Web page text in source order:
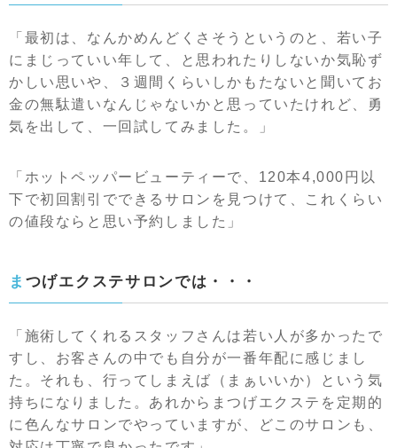
「最初は、なんかめんどくさそうというのと、若い子
にまじっていい年して、と思われたりしないか気恥ず
かしい思いや、３週間くらいしかもたないと聞いてお
金の無駄遣いなんじゃないかと思っていたけれど、勇
気を出して、一回試してみました。」
「ホットペッパービューティーで、120本4,000円以
下で初回割引でできるサロンを見つけて、これくらい
の値段ならと思い予約しました」
まつげエクステサロンでは・・・
「施術してくれるスタッフさんは若い人が多かったで
すし、お客さんの中でも自分が一番年配に感じまし
た。それも、行ってしまえば（まぁいいか）という気
持ちになりました。あれからまつげエクステを定期的
に色んなサロンでやっていますが、どこのサロンも、